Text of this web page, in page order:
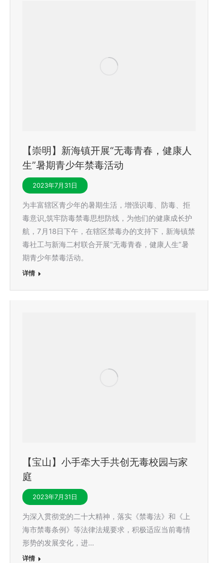
【崇明】新海镇开展“无毒青春，健康人
生”暑期青少年禁毒活动
2023年7月31日
为丰富辖区青少年的暑期生活，增强识毒、防毒、拒
毒意识,筑牢防毒禁毒思想防线，为他们的健康成长护
航，7月18日下午，在辖区禁毒办的支持下，新海镇禁
毒社工与新海二村联合开展“无毒青春，健康人生”暑
期青少年禁毒活动。
详情
【宝山】小手牵大手共创无毒校园与家
庭
2023年7月31日
为深入贯彻党的二十大精神，落实《禁毒法》和《上
海市禁毒条例》等法律法规要求，积极适应当前毒情
形势的发展变化，进…
详情